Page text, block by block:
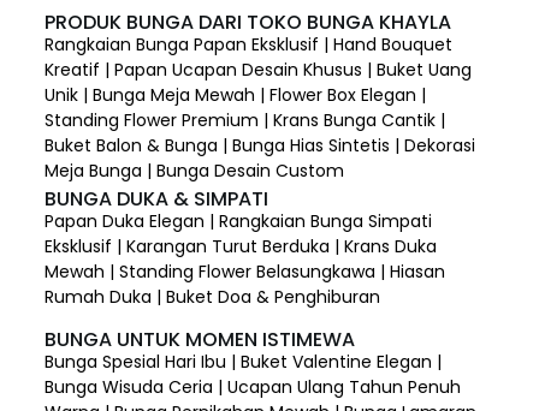
PRODUK BUNGA DARI TOKO BUNGA KHAYLA
Rangkaian Bunga Papan Eksklusif | Hand Bouquet
Kreatif | Papan Ucapan Desain Khusus | Buket Uang
Unik | Bunga Meja Mewah | Flower Box Elegan |
Standing Flower Premium | Krans Bunga Cantik |
Buket Balon & Bunga | Bunga Hias Sintetis | Dekorasi
Meja Bunga | Bunga Desain Custom
BUNGA DUKA & SIMPATI
Papan Duka Elegan | Rangkaian Bunga Simpati
Eksklusif | Karangan Turut Berduka | Krans Duka
Mewah | Standing Flower Belasungkawa | Hiasan
Rumah Duka | Buket Doa & Penghiburan
BUNGA UNTUK MOMEN ISTIMEWA
Bunga Spesial Hari Ibu | Buket Valentine Elegan |
Bunga Wisuda Ceria | Ucapan Ulang Tahun Penuh